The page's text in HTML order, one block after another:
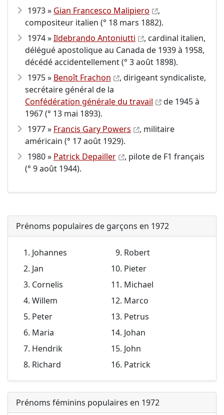
1973 » Gian Francesco Malipiero
,
compositeur italien (° 18 mars 1882).
1974 »Ildebrando Antoniutti
, cardinal italien,
délégué apostolique au Canada de 1939 à 1958,
décédé accidentellement (° 3 août 1898).
1975 » Benoît Frachon
, dirigeant syndicaliste,
secrétaire général de la
Confédération générale du travail
de 1945 à
1967 (° 13 mai 1893).
1977 » Francis Gary Powers
, militaire
américain (° 17 août 1929).
1980 » Patrick Depailler
, pilote de F1 français
(° 9 août 1944).
Prénoms populaires de garçons en 1972
Johannes
Jan
Cornelis
Willem
Peter
Maria
Hendrik
Richard
Robert
Pieter
Michael
Marco
Petrus
Johan
John
Patrick
Prénoms féminins populaires en 1972